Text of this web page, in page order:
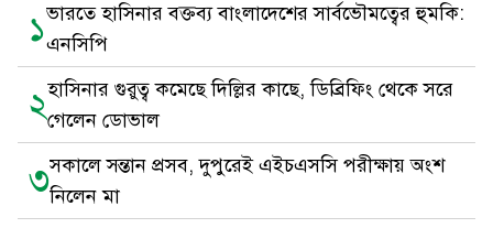
১ভারতে হাসিনার বক্তব্য বাংলাদেশের সার্বভৌমত্বের হুমকি:
এনসিপি
২হাসিনার গুরুত্ব কমেছে দিল্লির কাছে, ডিব্রিফিং থেকে সরে
গেলেন ডোভাল
৩সকালে সন্তান প্রসব, দুপুরেই এইচএসসি পরীক্ষায় অংশ
নিলেন মা